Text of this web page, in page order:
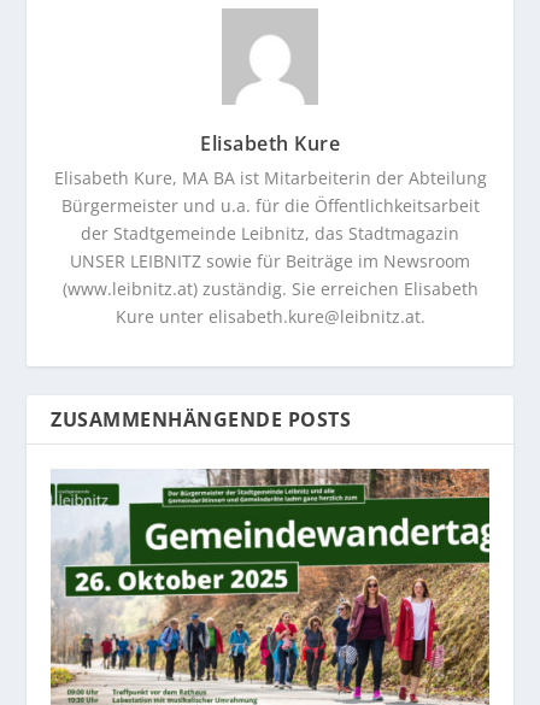
Elisabeth Kure
Elisabeth Kure, MA BA ist Mitarbeiterin der Abteilung
Bürgermeister und u.a. für die Öffentlichkeitsarbeit
der Stadtgemeinde Leibnitz, das Stadtmagazin
UNSER LEIBNITZ sowie für Beiträge im Newsroom
(www.leibnitz.at) zuständig. Sie erreichen Elisabeth
Kure unter elisabeth.kure@leibnitz.at.
ZUSAMMENHÄNGENDE POSTS